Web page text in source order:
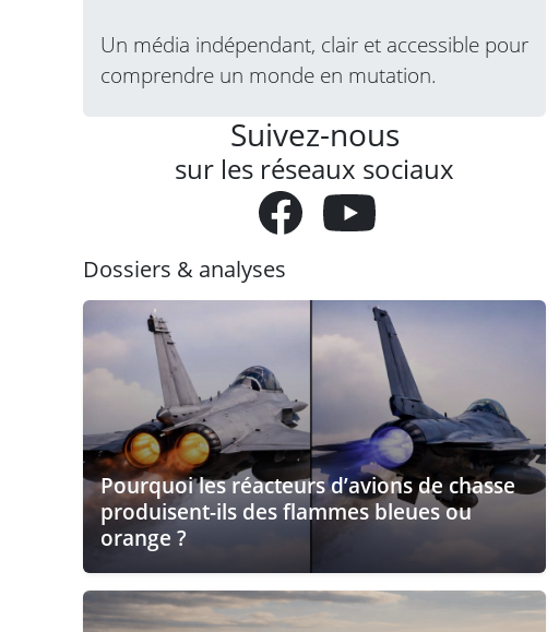
Un média indépendant, clair et accessible pour
comprendre un monde en mutation.
Suivez-nous
sur les réseaux sociaux
Dossiers & analyses
Pourquoi les réacteurs d’avions de chasse
produisent-ils des flammes bleues ou
orange ?